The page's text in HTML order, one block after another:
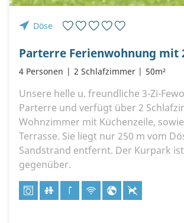
Döse
4 Personen 2 Schlafzimmer 50m²
Unsere helle u. freundliche 3-Zi-
Parterre und verfügt über 2
Wohnzimmer mit Küchenzeile,
Terrasse. Sie liegt nur 250 m vom
Sandstrand entfernt. Der Kurpark
gegenüber.